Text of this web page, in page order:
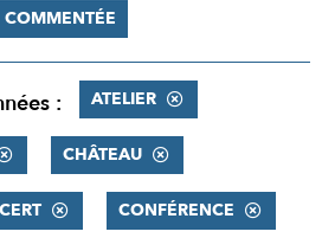
COMMENTÉE
: ATELIER
CHÂTEAU
CONFÉRENCE